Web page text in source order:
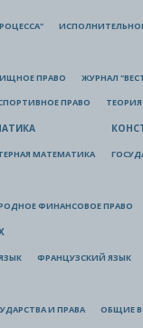
ПРАВО ЖУРНАЛ
ПРАВО
МАТЕМАТИКА
ФИНАНСОВОЕ ПРАВО
ФРАНЦУЗСКИЙ ЯЗЫК
И ПРАВА ОБЩИЕ